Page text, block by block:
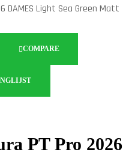
COMPARE
PT Pro 2026